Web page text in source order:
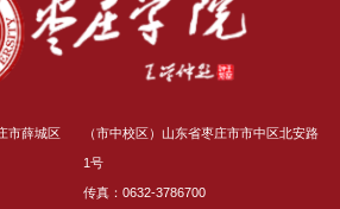
市薛城区 （市中校区）山东省枣庄市市中区北安路
1号
传真：0632-3786700